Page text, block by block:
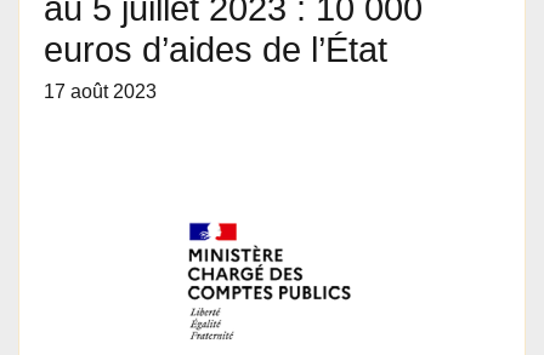
au 5 juillet 2023 : 10 000
euros d’aides de l’État
17 août 2023